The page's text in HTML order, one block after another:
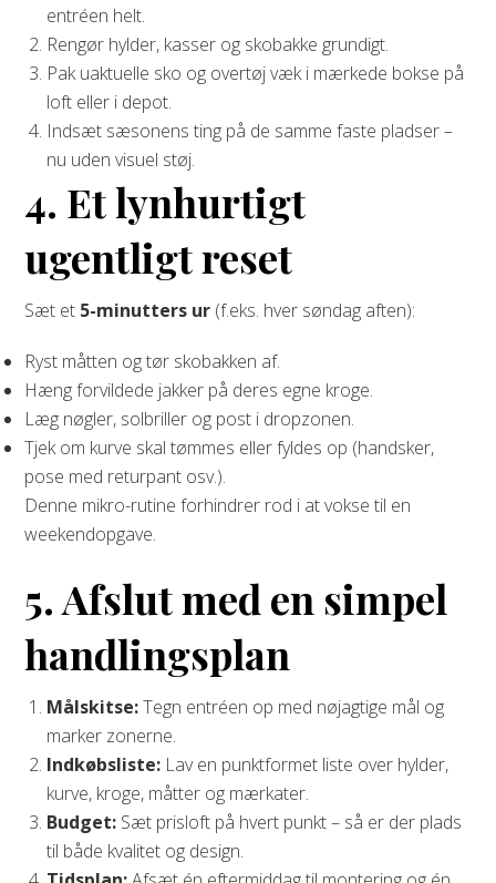
entréen helt.
Rengør hylder, kasser og skobakke grundigt.
Pak uaktuelle sko og overtøj væk i mærkede bokse på
loft eller i depot.
Indsæt sæsonens ting på de samme faste pladser –
nu uden visuel støj.
4. Et lynhurtigt
ugentligt reset
Sæt et 5-minutters ur (f.eks. hver søndag aften):
Ryst måtten og tør skobakken af.
Hæng forvildede jakker på deres egne kroge.
Læg nøgler, solbriller og post i dropzonen.
Tjek om kurve skal tømmes eller fyldes op (handsker,
pose med returpant osv.).
Denne mikro-rutine forhindrer rod i at vokse til en
weekendopgave.
5. Afslut med en simpel
handlingsplan
Målskitse:Tegn entréen op med nøjagtige mål og
marker zonerne.
Indkøbsliste: Lav en punktformet liste over hylder,
kurve, kroge, måtter og mærkater.
Budget: Sæt prisloft på hvert punkt – så er der plads
til både kvalitet og design.